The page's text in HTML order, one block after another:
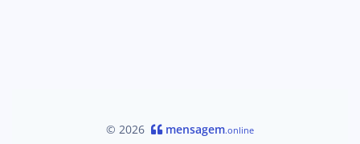
© 2026 mensagem.online